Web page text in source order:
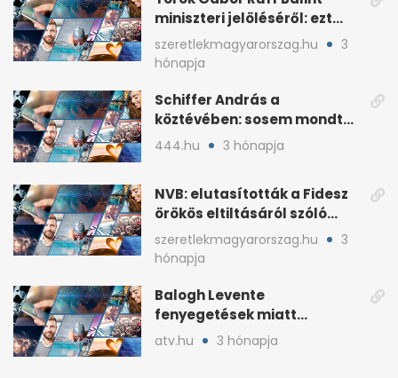
miniszteri jelöléséről: ezt
írta a posztjában
szeretlekmagyarorszag.hu
3
hónapja
Schiffer András a
köztévében: sosem mondta,
ki fog nyerni
444.hu 3 hónapja
NVB: elutasították a Fidesz
örökös eltiltásáról szóló
népszavazást
szeretlekmagyarorszag.hu
3
hónapja
Balogh Levente
fenyegetések miatt
lemondta erdélyi előadás-
atv.hu 3 hónapja